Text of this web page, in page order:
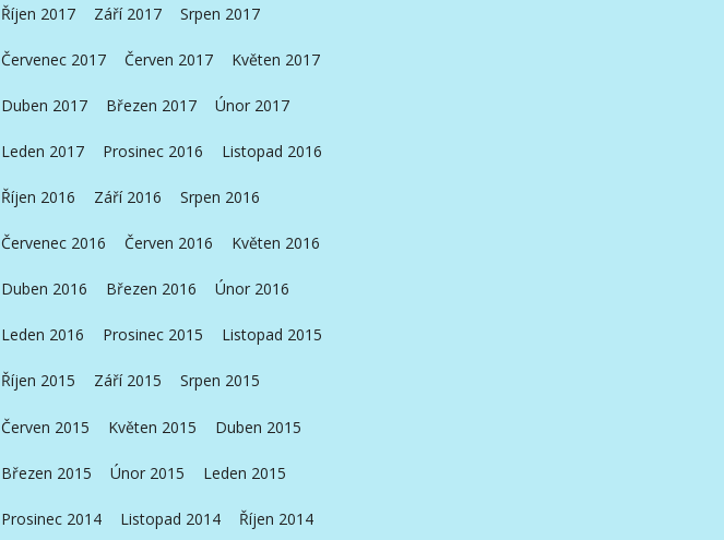
Říjen 2017 Září 2017 Srpen 2017
Červenec 2017 Červen 2017 Květen 2017
Duben 2017 Březen 2017 Únor 2017
Leden 2017 Prosinec 2016 Listopad 2016
Říjen 2016 Září 2016 Srpen 2016
Červenec 2016 Červen 2016 Květen 2016
Duben 2016 Březen 2016 Únor 2016
Leden 2016 Prosinec 2015 Listopad 2015
Říjen 2015 Září 2015 Srpen 2015
Červen 2015 Květen 2015 Duben 2015
Březen 2015 Únor 2015 Leden 2015
Prosinec 2014 Listopad 2014 Říjen 2014